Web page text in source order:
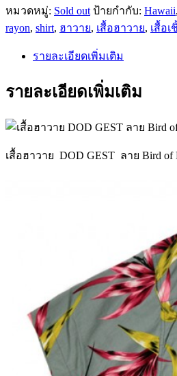
หมวดหมู่: Sold out ป้ายกำกับ: Hawaii,
rayon, shirt, ฮาวาย, เสื้อฮาวาย, เสื้อเ
รายละเอียดเพิ่มเติม
รายละเอียดเพิ่มเติม
เสื้อฮาวาย DOD GEST ลาย Bird of